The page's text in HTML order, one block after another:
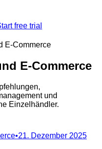
free trial
E-Commerce
E-Commerce
und
Einzelhändler.
•21. Dezember 2025